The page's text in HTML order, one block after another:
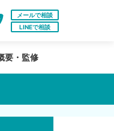
メールで相談
LINEで相談
要・監修